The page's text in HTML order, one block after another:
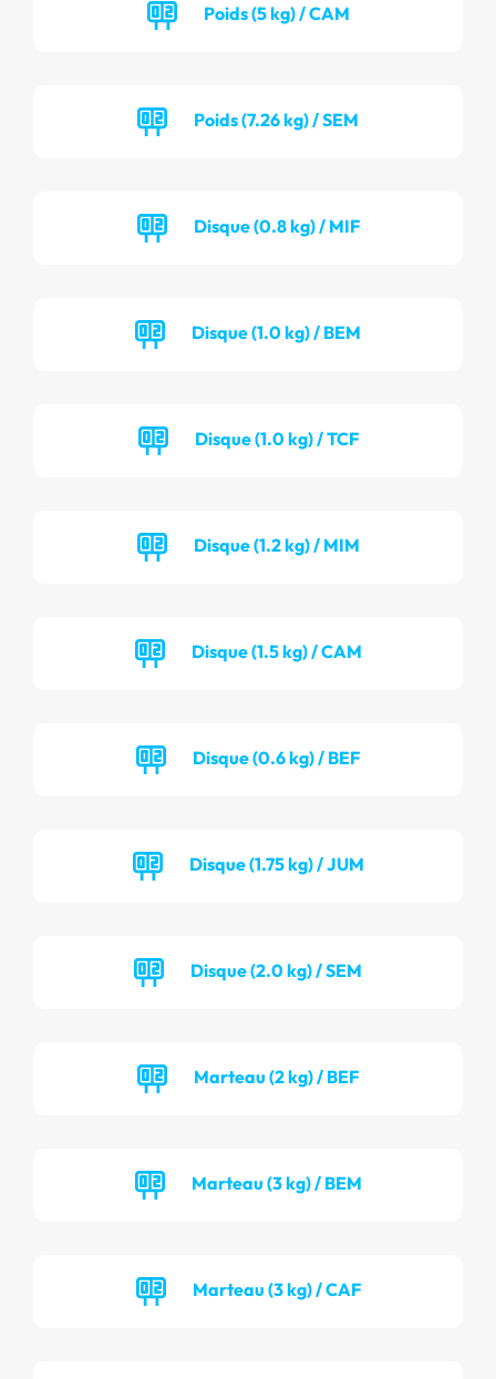
Poids (5 kg) / CAM
Poids (7.26 kg) / SEM
Disque (0.8 kg) / MIF
Disque (1.0 kg) / BEM
Disque (1.0 kg) / TCF
Disque (1.2 kg) / MIM
Disque (1.5 kg) / CAM
Disque (0.6 kg) / BEF
Disque (1.75 kg) / JUM
Disque (2.0 kg) / SEM
Marteau (2 kg) / BEF
Marteau (3 kg) / BEM
Marteau (3 kg) / CAF